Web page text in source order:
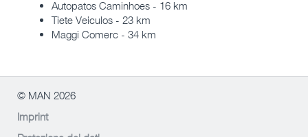
Autopatos Caminhoes - 16 km
Tiete Veiculos - 23 km
Maggi Comerc - 34 km
© MAN 2026
Imprint